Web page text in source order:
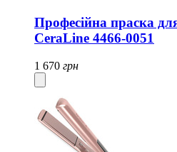
Професійна праска
CeraLine 4466-0051
1 670 грн